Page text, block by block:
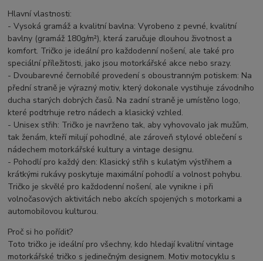
Hlavní vlastnosti:
- Vysoká gramáž a kvalitní bavlna: Vyrobeno z pevné, kvalitní
bavlny (gramáž 180g/m²), která zaručuje dlouhou životnost a
komfort. Tričko je ideální pro každodenní nošení, ale také pro
speciální příležitosti, jako jsou motorkářské akce nebo srazy.
- Dvoubarevné černobílé provedení s oboustranným potiskem: Na
přední straně je výrazný motiv, který dokonale vystihuje závodního
ducha starých dobrých časů. Na zadní straně je umístěno logo,
které podtrhuje retro nádech a klasický vzhled.
- Unisex střih: Tričko je navrženo tak, aby vyhovovalo jak mužům,
tak ženám, kteří milují pohodlné, ale zároveň stylové oblečení s
nádechem motorkářské kultury a vintage designu.
- Pohodlí pro každý den: Klasický střih s kulatým výstřihem a
krátkými rukávy poskytuje maximální pohodlí a volnost pohybu.
Tričko je skvělé pro každodenní nošení, ale vynikne i při
volnočasových aktivitách nebo akcích spojených s motorkami a
automobilovou kulturou.
Proč si ho pořídit?
Toto tričko je ideální pro všechny, kdo hledají kvalitní vintage
motorkářské tričko s jedinečným designem. Motiv motocyklu s